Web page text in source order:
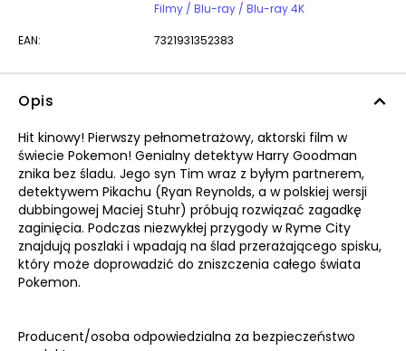
Filmy / Blu-ray / Blu-ray 4K
EAN: 7321931352383
Opis
Hit kinowy! Pierwszy pełnometrażowy, aktorski film w
świecie Pokemon! Genialny detektyw Harry Goodman
znika bez śladu. Jego syn Tim wraz z byłym partnerem,
detektywem Pikachu (Ryan Reynolds, a w polskiej wersji
dubbingowej Maciej Stuhr) próbują rozwiązać zagadkę
zaginięcia. Podczas niezwykłej przygody w Ryme City
znajdują poszlaki i wpadają na ślad przerażającego spisku,
który może doprowadzić do zniszczenia całego świata
Pokemon.
Producent/osoba odpowiedzialna za bezpieczeństwo